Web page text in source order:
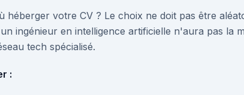
héberger votre CV ? Le choix ne doit pas être
ingénieur en intelligence artificielle n'aura pas la
tech spécialisé.
: